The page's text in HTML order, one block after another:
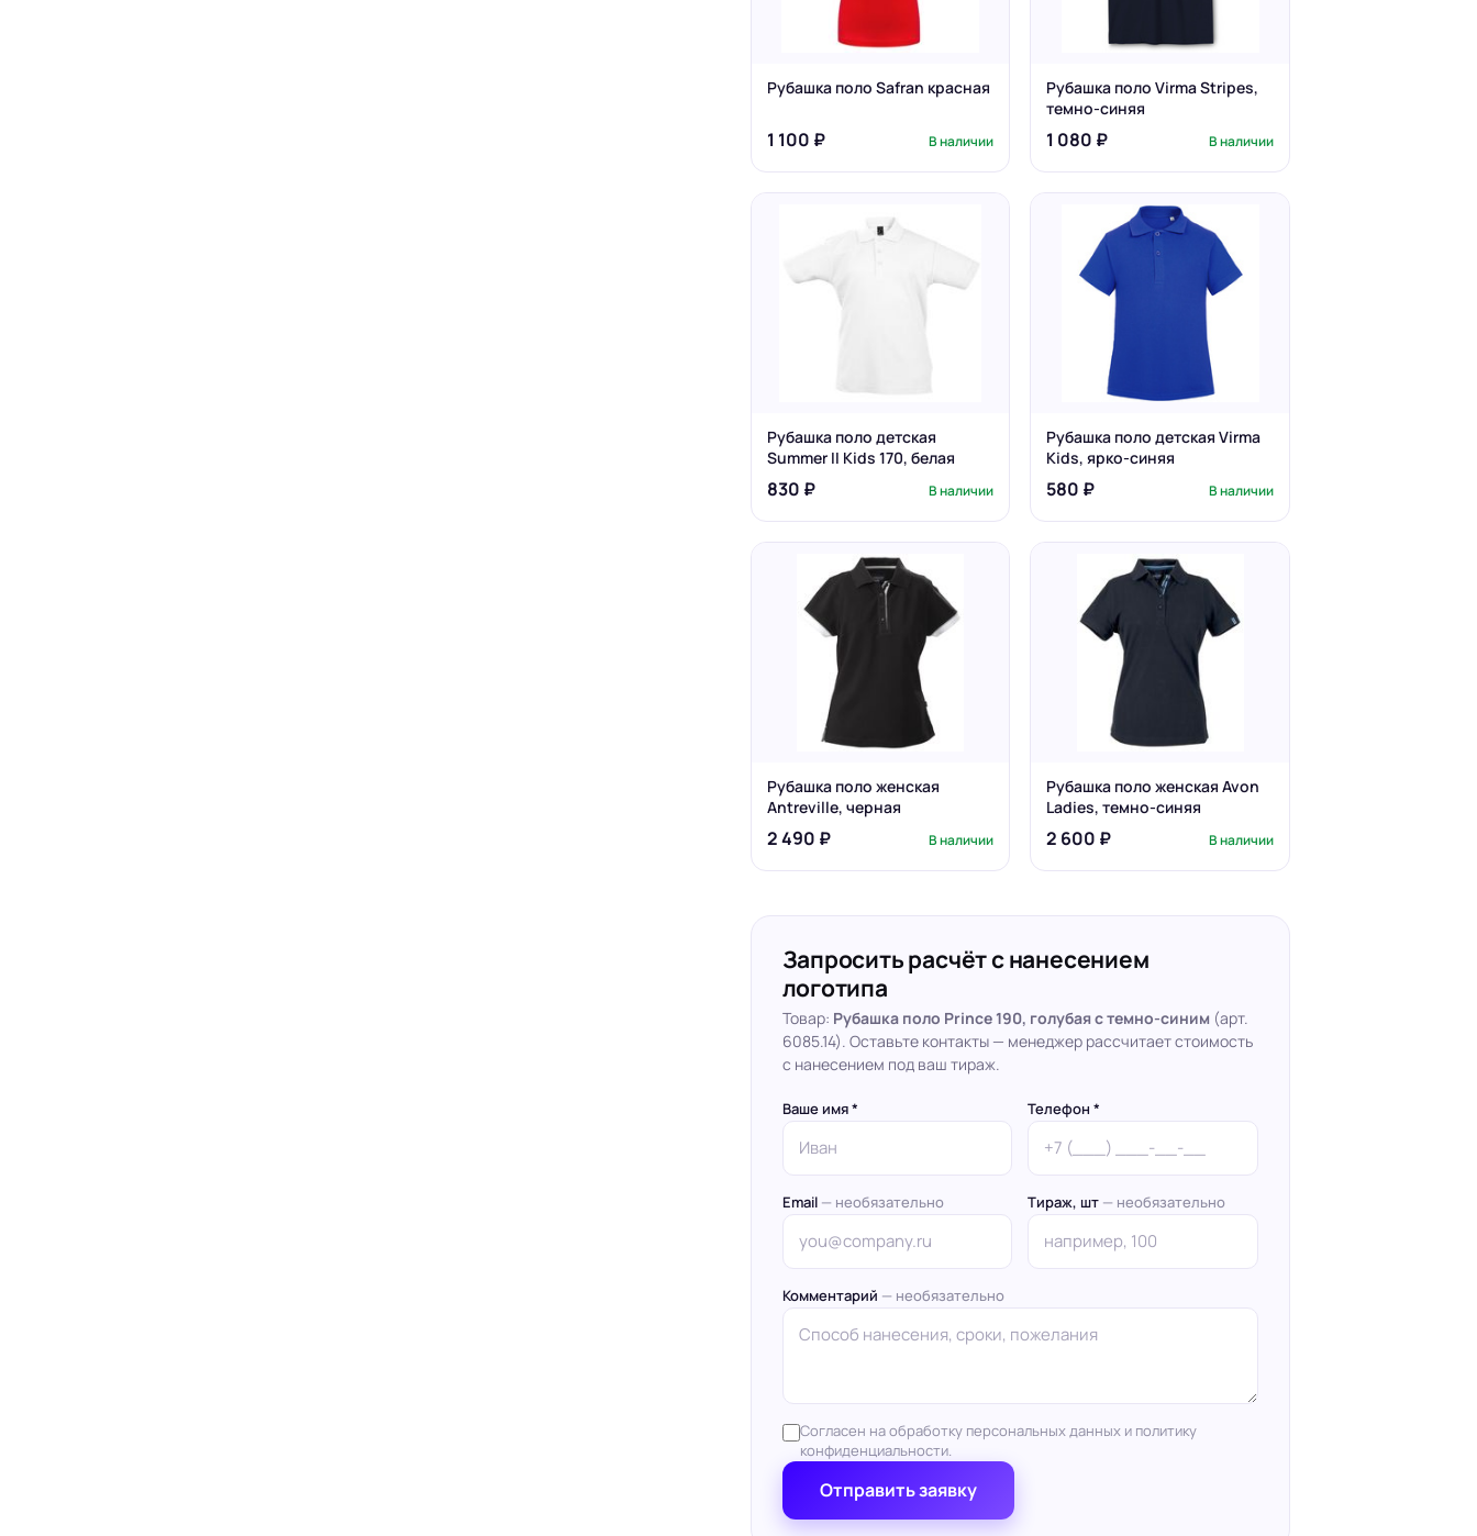
Рубашка поло Safran красная
1 100 ₽ В наличии
Рубашка поло Virma Stripes,
темно-синяя
1 080 ₽ В наличии
Рубашка поло детская
Summer II Kids 170, белая
830 ₽ В наличии
Рубашка поло детская Virma
Kids, ярко-синяя
580 ₽ В наличии
Рубашка поло женская
Antreville, черная
2 490 ₽ В наличии
Рубашка поло женская Avon
Ladies, темно-синяя
2 600 ₽ В наличии
Запросить расчёт с нанесением
логотипа
Товар: Рубашка поло Prince 190, голубая с темно-синим (арт.
6085.14). Оставьте контакты — менеджер рассчитает стоимость
с нанесением под ваш тираж.
Ваше имя * Телефон *
Email — необязательно Тираж, шт — необязательно
Комментарий — необязательно
Согласен на обработку персональных данных и политику
конфиденциальности.
Отправить заявку